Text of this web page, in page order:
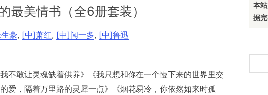
最美情书（全6册套装）
豪, [中]萧红, [中]闻一多, [中]鲁迅
不敢让灵魂缺着供养》《我只想和你在一个慢下来的世界里交
爱，隔着万里路的灵犀一点》《烟花易冷，你依然如来时孤
本
据完
索：